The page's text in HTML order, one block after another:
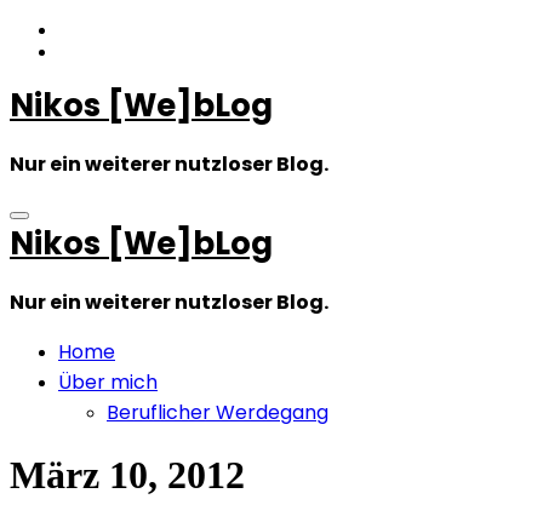
Zum
Inhalt
Nikos [We]bLog
Nur ein weiterer nutzloser Blog.
Nikos [We]bLog
Nur ein weiterer nutzloser Blog.
Home
Über mich
Beruflicher Werdegang
März 10, 2012